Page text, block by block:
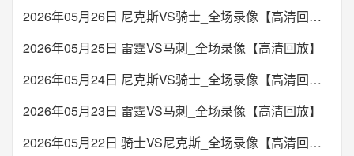
2026年05月26日 尼克斯VS骑士_全场录像【高清回放】
2026年05月25日 雷霆VS马刺_全场录像【高清回放】
2026年05月24日 尼克斯VS骑士_全场录像【高清回放】
2026年05月23日 雷霆VS马刺_全场录像【高清回放】
2026年05月22日 骑士VS尼克斯_全场录像【高清回放】